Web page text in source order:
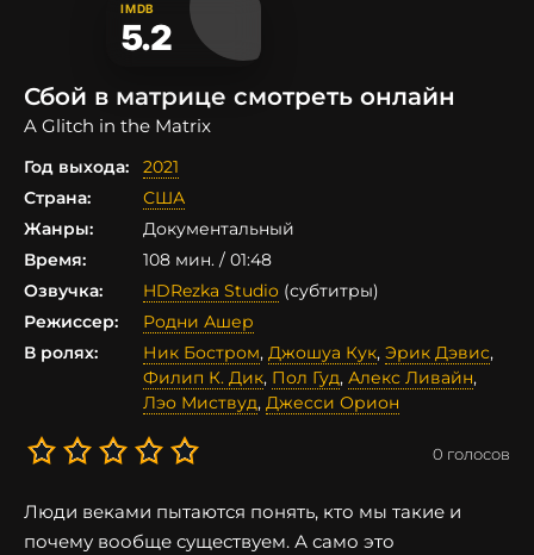
IMDB
5.2
Сбой в матрице смотреть онлайн
A Glitch in the Matrix
Год выхода:
2021
Страна:
США
Жанры:
Документальный
Время:
108 мин. / 01:48
Озвучка:
HDRezka Studio (субтитры)
Режиссер:
Родни Ашер
В ролях:
Ник Бостром, Джошуа Кук, Эрик Дэвис,
Филип К. Дик, Пол Гуд, Алекс Ливайн,
Лэо Миствуд, Джесси Орион
0 голосов
Люди веками пытаются понять, кто мы такие и
почему вообще существуем. А само это